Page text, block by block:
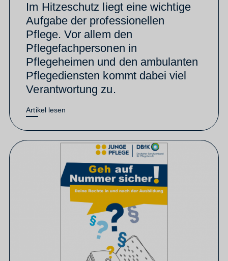
Im Hitzeschutz liegt eine wichtige
Aufgabe der professionellen
Pflege. Vor allem den
Pflegefachpersonen in
Pflegeheimen und den ambulanten
Pflegediensten kommt dabei viel
Verantwortung zu.
Artikel lesen